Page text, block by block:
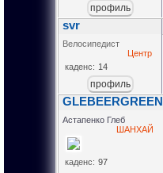
профиль
svr
Велосипедист
Центр
каденс: 14
профиль
GLEBEERGREEN
Астапенко Глеб
ШАНХАЙ
каденс: 97